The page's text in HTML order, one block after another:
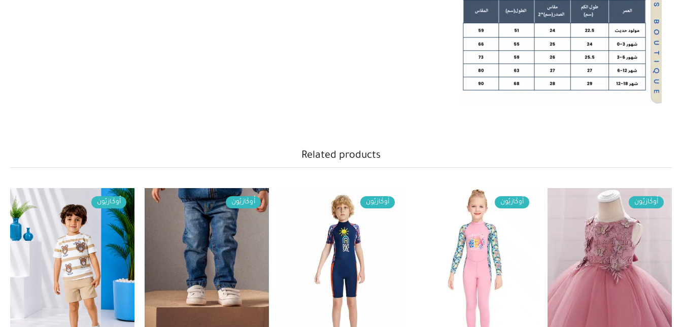
Related products
أُوكَازيُون أُوكَازيُون أُوكَازيُون أُوكَازيُون أُوكَازيُون